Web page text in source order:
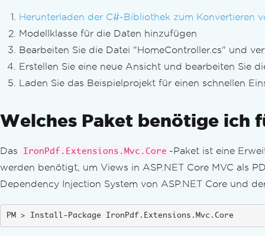
Annotationen hinzufügen & bearbeiten
Text- & Bildstempel
Benutzerdefinierte Wasserzeichen
Hintergründe & Vordergründe
Text & Bitmap zeichnen
PDF-Seiten transformieren
PDF-Struktur bearbeiten
PDF-Seiten hinzufügen, kopieren,
PDFs zusammenführen oder teilen
Zusätzliche Organisation
Anhängen & Entfernen von Anhängen
Herunterladen der C#-Bibliothek zum Konvertieren
Modellklasse für die Daten hinzufügen
Bearbeiten Sie die Datei "HomeController.cs" und
Erstellen Sie eine neue Ansicht und bearbeiten Sie
Laden Sie das Beispielprojekt für einen schnellen
Welches Paket benötige ich
Das IronPdf.Extensions.Mvc.Core -Paket ist eine
werden benötigt, um Views in ASP.NET Core MVC als
Dependency Injection System von ASP.NET Core und
Install-Package IronPdf.Extensions.Mvc.Core